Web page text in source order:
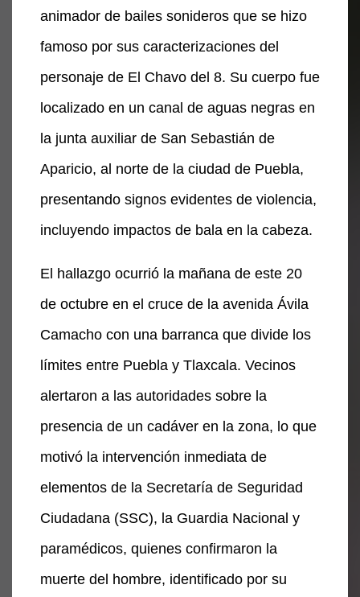
animador de bailes sonideros que se hizo
famoso por sus caracterizaciones del
personaje de El Chavo del 8. Su cuerpo fue
localizado en un canal de aguas negras en
la junta auxiliar de San Sebastián de
Aparicio, al norte de la ciudad de Puebla,
presentando signos evidentes de violencia,
incluyendo impactos de bala en la cabeza.
El hallazgo ocurrió la mañana de este 20
de octubre en el cruce de la avenida Ávila
Camacho con una barranca que divide los
límites entre Puebla y Tlaxcala. Vecinos
alertaron a las autoridades sobre la
presencia de un cadáver en la zona, lo que
motivó la intervención inmediata de
elementos de la Secretaría de Seguridad
Ciudadana (SSC), la Guardia Nacional y
paramédicos, quienes confirmaron la
muerte del hombre, identificado por su